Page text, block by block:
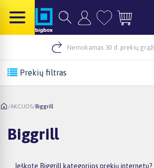
Nemokamas 30 d. prekių
Prekių filtras
/AKCIJOS/Biggrill
Biggrill
Ieškote Biggrill kategorijos prekių internetu?